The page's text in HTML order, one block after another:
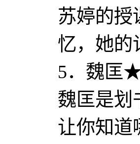
苏婷的授
忆，她的
5．魏
魏匡是划
让你知道